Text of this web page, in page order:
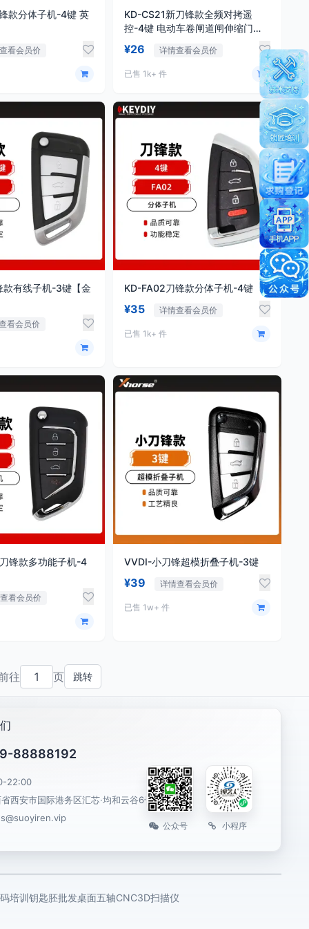
款分体子机-4键 英
看会员价
KD-CS21新刀锋款全频对拷遥
控-4键 电动车卷闸道闸伸缩门固
¥26 详情查看会员价
已售 1k+ 件
有线子机-3键【金
看会员价
KD-FA02刀锋款分体子机-4键
¥35 详情查看会员价
已售 1k+ 件
锋款多功能子机-4
看会员价
VVDI-小刀锋超模折叠子机-3键
¥39 详情查看会员价
已售 1w+ 件
往 页 跳转
88888192
22:00
西安市国际港务区汇芯·均和云谷6号楼
公众号 小程序
培训钥匙胚批发桌面五轴CNC3D扫描仪